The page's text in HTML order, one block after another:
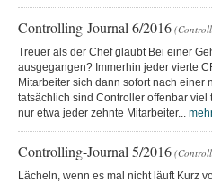
Controlling-Journal 6/2016
Treuer als der Chef glaubt Bei einer
ausgegangen? Immerhin jeder vierte
Mitarbeiter sich dann sofort nach einer
tatsächlich sind Controller offenbar viel
nur etwa jeder zehnte Mitarbeiter...
Controlling-Journal 5/2016
Lächeln, wenn es mal nicht läuft Kurz